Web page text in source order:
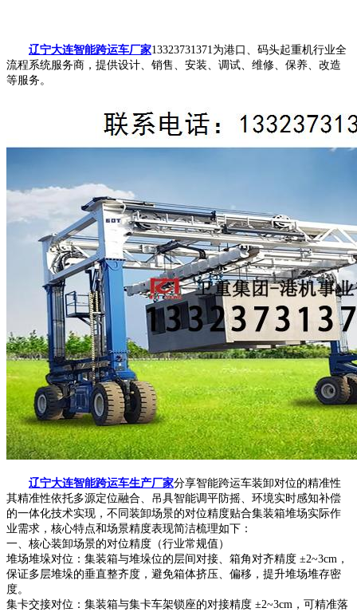
辽宁大连智能跨运车厂家13323731371为港口、码头起重机行业全
流程系统服务商，提供设计、销售、安装、调试、维修、保养、改造
等服务。
辽宁大连智能跨运车生产厂家分享智能跨运车装卸对位的精准性
其精准性依托多源定位融合、吊具智能调平防摇、环境实时感知补偿
的一体化技术实现，不同装卸场景的对位精度贴合集装箱堆场实际作
业需求，核心特点和场景精度表现简洁梳理如下：
一、核心装卸场景的对位精度（行业常规值）
堆场堆垛对位：集装箱与堆垛位的层间对接、箱角对齐精度 ±2~3cm，
保证多层堆垛的垂直整齐度，避免箱体挤压、偏移，提升堆场堆存密
度。
集卡交接对位：集装箱与集卡车架锁座的对接精度 ±2~3cm，可精准落